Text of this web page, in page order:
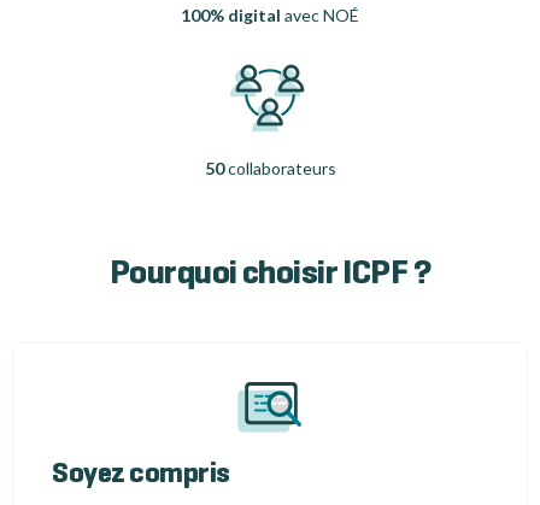
100% digital avec NOÉ
50collaborateurs
Pourquoi choisir ICPF ?
Soyez compris